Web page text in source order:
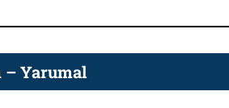
– Yarumal